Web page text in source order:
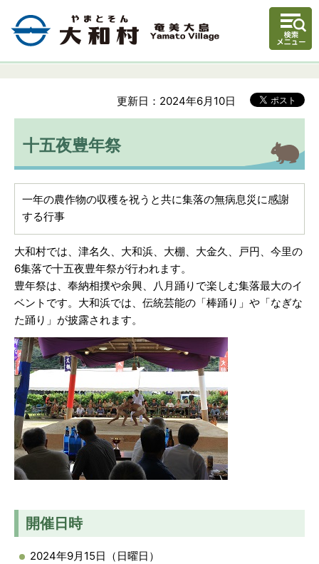
更新日：2024年6月10日
十五夜豊年祭
一年の農作物の収穫を祝うと共に集落の無病息災に感謝
する行事
大和村では、津名久、大和浜、大棚、大金久、戸円、今里の
6集落で十五夜豊年祭が行われます。
豊年祭は、奉納相撲や余興、八月踊りで楽しむ集落最大のイ
ベントです。大和浜では、伝統芸能の「棒踊り」や「なぎな
た踊り」が披露されます。
開催日時
2024年9月15日（日曜日）